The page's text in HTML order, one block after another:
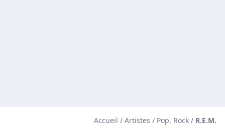
Accueil / Artistes / Pop, Rock / R.E.M.